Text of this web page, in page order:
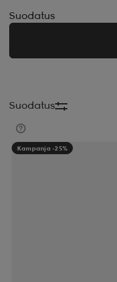
Suodatus
Suodatus
Kampanja -25%